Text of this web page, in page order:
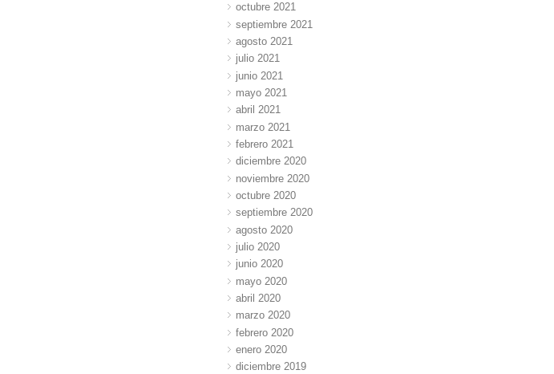
octubre 2021
septiembre 2021
agosto 2021
julio 2021
junio 2021
mayo 2021
abril 2021
marzo 2021
febrero 2021
diciembre 2020
noviembre 2020
octubre 2020
septiembre 2020
agosto 2020
julio 2020
junio 2020
mayo 2020
abril 2020
marzo 2020
febrero 2020
enero 2020
diciembre 2019